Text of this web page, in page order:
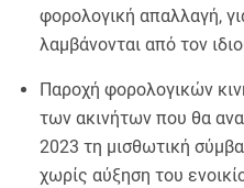
φορολογική απαλλαγή,
λαμβάνονται από τον
Παροχή φορολογικών
των ακινήτων που θα
2023 τη μισθωτική
χωρίς αύξηση του